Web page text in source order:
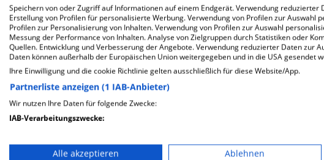
Wie ist die Telefonnummer von MVZ Diaverum Stralsund
Karte
Speichern von oder Zugriff auf Informationen auf einem Endgerät. Verwendung reduzierter
Erstellung von Profilen für personalisierte Werbung. Verwendung von Profilen zur Auswahl
Profilen zur Personalisierung von Inhalten. Verwendung von Profilen zur Auswahl
Messung der Performance von Inhalten. Analyse von Zielgruppen durch Statistiken oder
Quellen. Entwicklung und Verbesserung der Angebote. Verwendung reduzierter Daten zur
Daten können außerhalb der Europäischen Union weitergegeben und in die USA gesendet
Ihre Einwilligung und die cookie Richtlinie gelten ausschließlich für diese Website/App.
Partnerliste anzeigen (1 IAB-Anbieter)
Wir nutzen Ihre Daten für folgende Zwecke:
IAB-Verarbeitungszwecke:
Alle akzeptieren Ablehnen